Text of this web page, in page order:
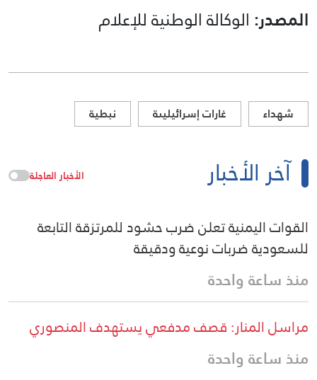
المصدر: الوكالة الوطنية للإعلام
شهداء غارات إسرائيليىة نبطية
آخر الأخبار الأخبار العاجلة
القوات اليمنية تعلن ضرب حشود للمرتزقة التابعة
للسعودية ضربات نوعية ودقيقة
منذ ساعة واحدة
مراسل المنار: قصف مدفعي يستهدف المنصوري
منذ ساعة واحدة